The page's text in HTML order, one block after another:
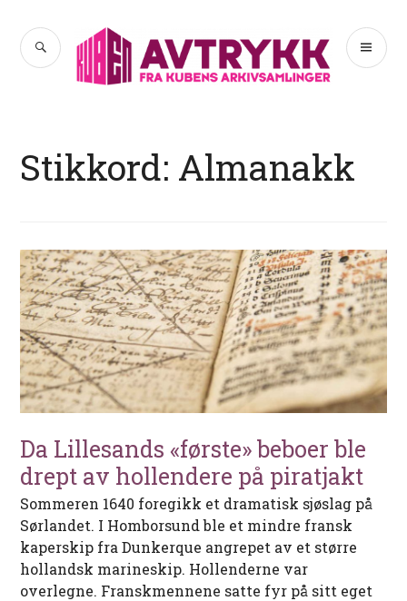
innhold
Avtrykk
SØK
Stikkord: Almanakk
Da Lillesands «første» beboer ble
drept av hollendere på piratjakt
Sommeren 1640 foregikk et dramatisk sjøslag på
Sørlandet. I Homborsund ble et mindre fransk
kaperskip fra Dunkerque angrepet av et større
hollandsk marineskip. Hollenderne var
overlegne. Franskmennene satte fyr på sitt eget